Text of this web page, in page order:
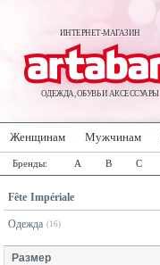
ИНТЕРНЕТ-МАГАЗИН
ОДЕЖДА, ОБУВЬ И АКСЕССУАРЫ
Женщинам Мужчинам
Бренды: A B C
Fête Impériale
Одежда (16)
Размер